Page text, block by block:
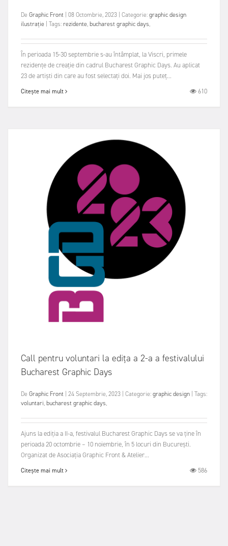
De Graphic Front 08 Octombrie, 2023 Categorie:graphic design
ilustrație
Tags:rezidente,bucharest graphic days,
În perioada 15-30 septembrie s-au întâmplat, la Viscri, primele
rezidențe de creație din cadrul Bucharest Graphic Days. Au aplicat
23 de artiști din care au fost selectați doi. Mai jos puteț...
Citește mai mult 610
Call pentru voluntari la edița a 2-a a festivalului
Bucharest Graphic Days
De Graphic Front 24 Septembrie, 2023 Categorie:graphic design Tags:
voluntari,bucharest graphic days,
Ajuns la ediția a II-a, festivalul Bucharest Graphic Days se va ține în
perioada 20 octombrie – 10 noiembrie, în 5 locuri din București.
Organizat de Asociația Graphic Front & Atelier...
Citește mai mult 586